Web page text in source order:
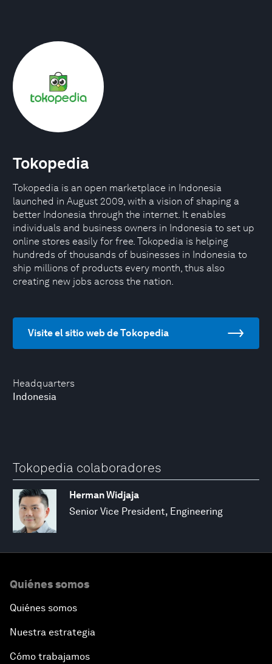
Headquarters
Indonesia
Tokopedia
Tokopedia is an open marketplace in Indonesia
launched in August 2009, with a vision of shaping a
better Indonesia through the internet. It enables
individuals and business owners in Indonesia to set up
online stores easily for free. Tokopedia is helping
hundreds of thousands of businesses in Indonesia to
ship millions of products every month, thus also
creating new jobs across the nation.
Visite el sitio web de Tokopedia
Tokopedia colaboradores
Herman Widjaja
Senior Vice President, Engineering
Quiénes somos
Quiénes somos
Nuestra estrategia
Cómo trabajamos